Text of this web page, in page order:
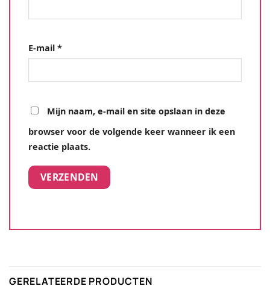
E-mail *
Mijn naam, e-mail en site opslaan in deze
browser voor de volgende keer wanneer ik een
reactie plaats.
GERELATEERDE PRODUCTEN